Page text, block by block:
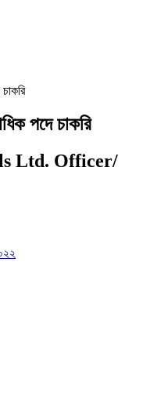
পদে চাকরি
Ltd. Officer/